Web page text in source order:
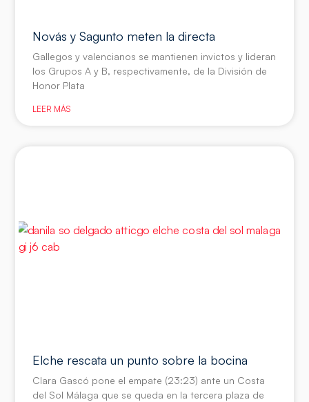
Novás y Sagunto meten la directa
Gallegos y valencianos se mantienen invictos y lideran
los Grupos A y B, respectivamente, de la División de
Honor Plata
LEER MÁS
Elche rescata un punto sobre la bocina
Clara Gascó pone el empate (23:23) ante un Costa
del Sol Málaga que se queda en la tercera plaza de